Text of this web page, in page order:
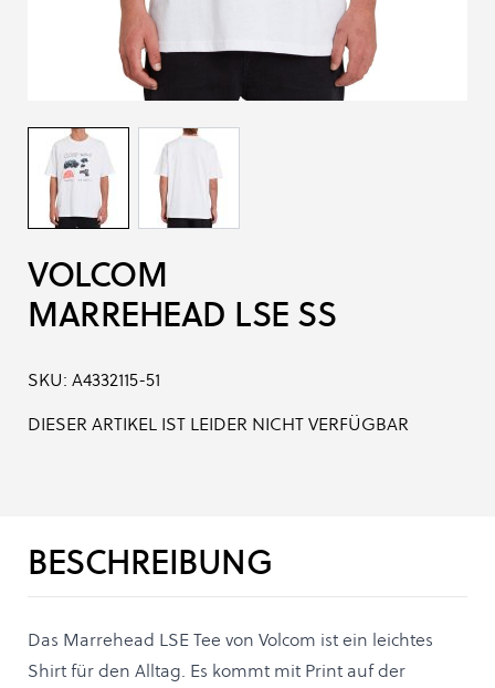
VOLCOM
MARREHEAD LSE SS
SKU: A4332115-51
DIESER ARTIKEL IST LEIDER NICHT VERFÜGBAR
BESCHREIBUNG
Das Marrehead LSE Tee von Volcom ist ein leichtes
Shirt für den Alltag. Es kommt mit Print auf der